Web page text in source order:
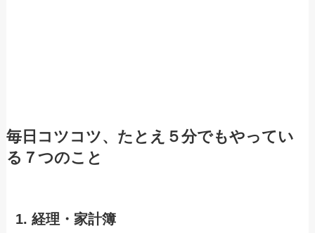
毎日コツコツ、たとえ５分でもやってい
る７つのこと
1. 経理・家計簿